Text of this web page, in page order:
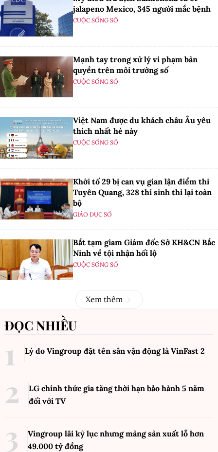
jalapeno Mexico, 345 người mắc bệnh
CUỘC SỐNG SỐ
Mạnh tay trong xử lý vi phạm bản
quyền trên môi trường số
CUỘC SỐNG SỐ
Việt Nam được du khách châu Âu yêu
thích nhất hè này
CUỘC SỐNG SỐ
Khởi tố 29 bị can vụ gian lận điểm thi
Tuyên Quang, 328 thí sinh thi lại toàn
bộ
GIÁO DỤC SỐ
Bắt tạm giam Giám đốc Sở KH&CN Bắc
Ninh về tội nhận hối lộ
CUỘC SỐNG SỐ
Xem thêm
ĐỌC NHIỀU
Lý do Vingroup đặt tên sân vận động là VinFast 2
LG chính thức gia tăng thời hạn bảo hành 5 năm
đối với TV
Vingroup lãi kỷ lục nhưng mảng sản xuất lỗ hơn
49.000 tỷ đồng